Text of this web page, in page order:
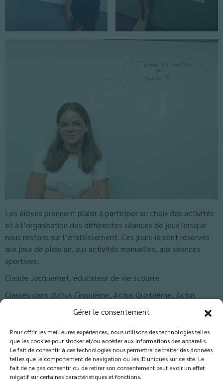
Gérer le consentement
Pour offrir les meilleures expériences, nous utilisons des technologies telles
que les cookies pour stocker et/ou accéder aux informations des appareils.
Le fait de consentir à ces technologies nous permettra de traiter des données
telles que le comportement de navigation ou les ID uniques sur ce site. Le
fait de ne pas consentir ou de retirer son consentement peut avoir un effet
négatif sur certaines caractéristiques et fonctions.
Les élèves prennent plaisir à participer au choix des activités
et à l’organisation des différentes séances de jeux lorsque
nous restons sur l’établissement. Ces jours-là sont réservés
aux jeux de plein air, aux activités manuelles, aux séances
sportives.
Claude Jacquemet, éducateur de vie scolaire
Classés dans :Actus Cinquième, Actus Quatrième, Actus
Actus Troisième , Actus-Collège Blog
Les commentaires sont fermés.